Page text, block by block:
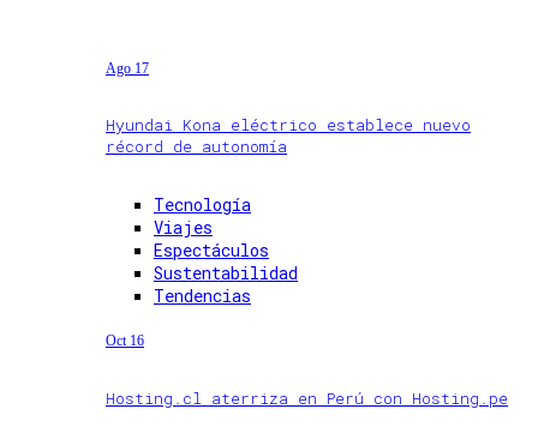
Ago 17
Hyundai Kona eléctrico establece nuevo
récord de autonomía
Tecnología
Viajes
Espectáculos
Sustentabilidad
Tendencias
Oct 16
Hosting.cl aterriza en Perú con Hosting.pe